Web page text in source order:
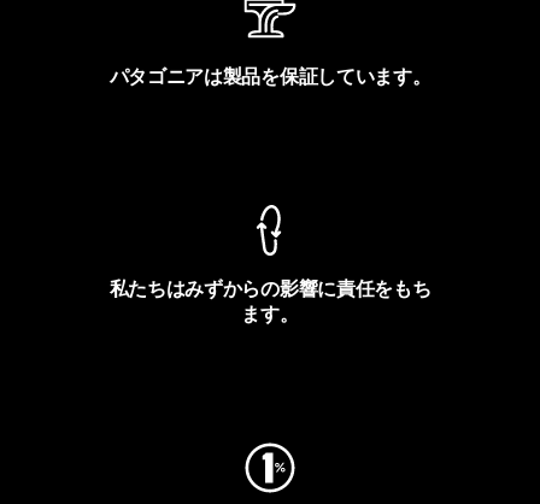
パタゴニアは製品を保証しています。
私たちはみずからの影響に責任をもち
ます。